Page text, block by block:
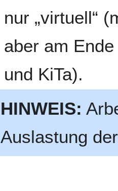
nur „virtuell“
aber am
und KiTa).
HINWEIS:
Auslastung